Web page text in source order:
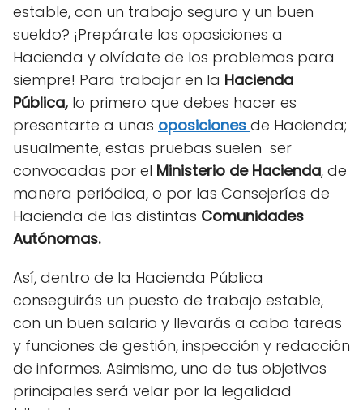
estable, con un trabajo seguro y un buen
sueldo? ¡Prepárate las oposiciones a
Hacienda y olvídate de los problemas para
siempre! Para trabajar en la Hacienda
Pública, lo primero que debes hacer es
presentarte a unas oposiciones de Hacienda;
usualmente, estas pruebas suelen ser
convocadas por el Ministerio de Hacienda, de
manera periódica, o por las Consejerías de
Hacienda de las distintas Comunidades
Autónomas.
Así, dentro de la Hacienda Pública
conseguirás un puesto de trabajo estable,
con un buen salario y llevarás a cabo tareas
y funciones de gestión, inspección y redacción
de informes. Asimismo, uno de tus objetivos
principales será velar por la legalidad